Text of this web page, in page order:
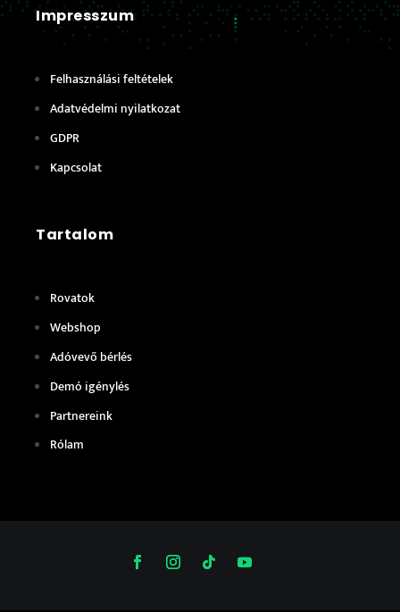
Impresszum
Felhasználási feltételek
Adatvédelmi nyilatkozat
GDPR
Kapcsolat
Tartalom
Rovatok
Webshop
Adóvevő bérlés
Demó igénylés
Partnereink
Rólam